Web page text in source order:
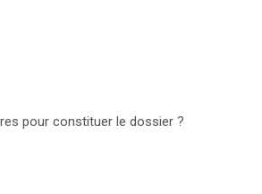
pour constituer le dossier ?